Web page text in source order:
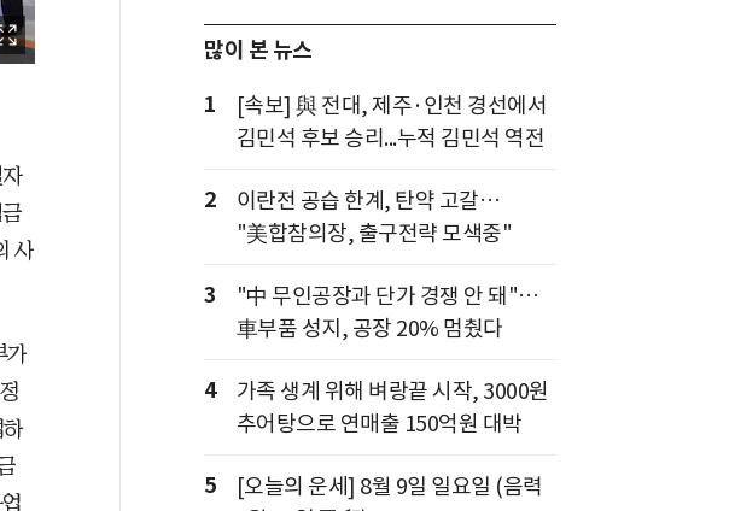
사
가
많이 본 뉴스
1
[속보] 與 전대, 제주·인천 경선에서
김민석 후보 승리...누적 김민석 역전
2
이란전 공습 한계, 탄약 고갈…
"美합참의장, 출구전략 모색중"
3
"中 무인공장과 단가 경쟁 안 돼"…
車부품 성지, 공장 20% 멈췄다
4
가족 생계 위해 벼랑끝 시작, 3000원
추어탕으로 연매출 150억원 대박
5
[오늘의 운세] 8월 9일 일요일 (음력